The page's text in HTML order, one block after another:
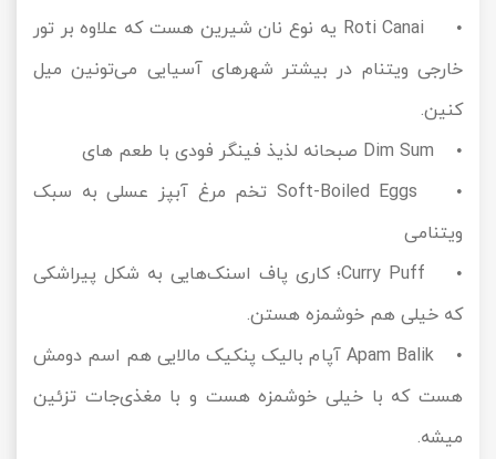
• Roti Canai یه نوع نان شیرین هست که علاوه بر تور
خارجی ویتنام در بیشتر شهرهای آسیایی می‌تونین میل
کنین.
• Dim Sum صبحانه لذیذ فینگر فودی با طعم های
• Soft-Boiled Eggs تخم مرغ آبپز عسلی به سبک
ویتنامی
• Curry Puff؛ کاری پاف اسنک‌هایی به شکل پیراشکی
که خیلی هم خوشمزه هستن.
• Apam Balik آپام بالیک پنکیک مالایی هم اسم دومش
هست که با خیلی خوشمزه هست و با مغذی‌جات تزئین
میشه.